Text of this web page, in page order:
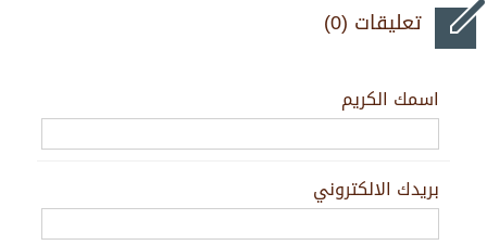
تعليقات (0)
اسمك الكريم
بريدك الالكتروني